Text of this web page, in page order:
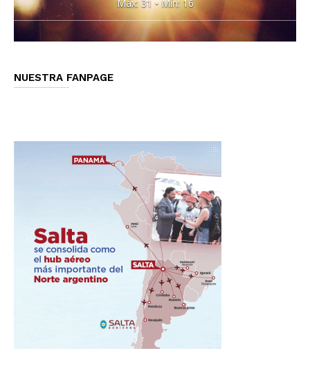
Máx: 31 • Mín: 16
NUESTRA FANPAGE